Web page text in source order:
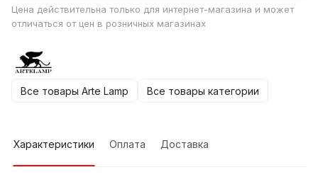
Цена действительна только для интернет-магазина и может
отличаться от цен в розничных магазинах
Все товары Arte Lamp Все товары категории
Характеристики Оплата Доставка